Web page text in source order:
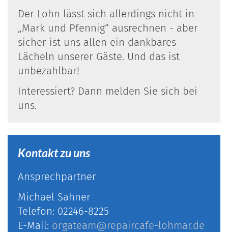
Der Lohn lässt sich allerdings nicht in
„Mark und Pfennig“ ausrechnen - aber
sicher ist uns allen ein dankbares
Lächeln unserer Gäste. Und das ist
unbezahlbar!
Interessiert? Dann melden Sie sich bei
uns.
Kontakt zu uns
Ansprechpartner
Michael Sahner
Telefon: 02246-8225
E-Mail: orgateam@repaircafe-lohmar.de